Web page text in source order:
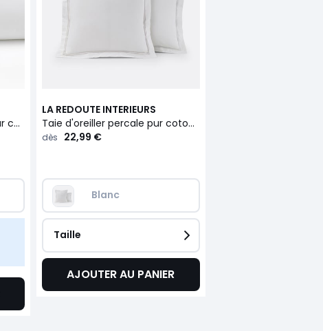
Taie de traversin percale pur coton, Palace
LA REDOUTE INTERIEURS
Taie d'oreiller percale pur coton, Palace
dès 22,99 €
Blanc
Taille
AJOUTER AU PANIER